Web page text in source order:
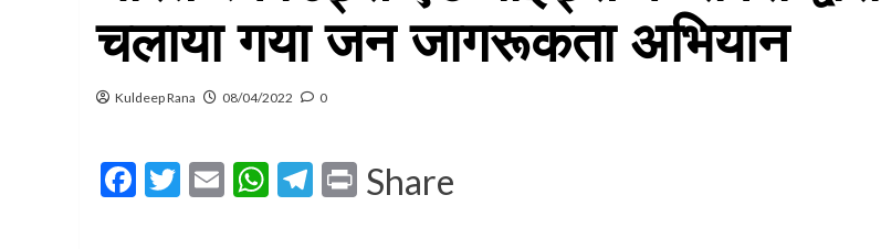
चलाया गया जन जागरूकता अभियान
Kuldeep Rana 08/04/2022 0
Facebook
Twitter
EmailWhatsApp
Telegram
Print
Share